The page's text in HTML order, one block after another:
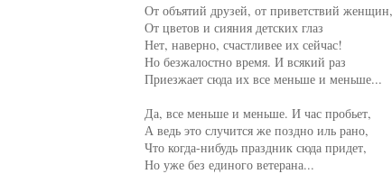
От объятий друзей, от приветствий женщин,
От цветов и сияния детских глаз
Нет, наверно, счастливее их сейчас!
Но безжалостно время. И всякий раз
Приезжает сюда их все меньше и меньше...
Да, все меньше и меньше. И час пробьет,
А ведь это случится же поздно иль рано,
Что когда-нибудь праздник сюда придет,
Но уже без единого ветерана...